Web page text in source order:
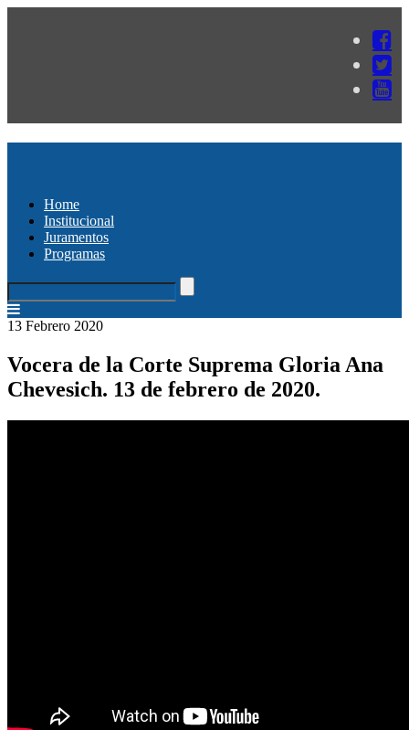
Home
Institucional
Juramentos
Programas
13 Febrero 2020
Vocera de la Corte Suprema Gloria Ana
Chevesich. 13 de febrero de 2020.